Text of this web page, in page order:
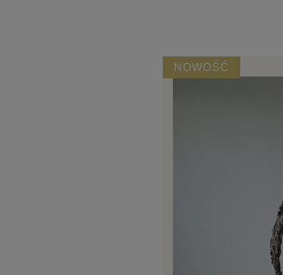
NOWOŚĆ